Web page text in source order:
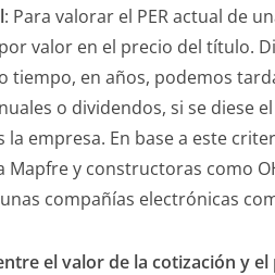
: Para valorar el PER actual de
valor en el precio del título.
tiempo, en años, podemos
o dividendos, si se diese
la empresa. En base a este
Mapfre y constructoras como
compañías electrónicas
el valor de la cotización y